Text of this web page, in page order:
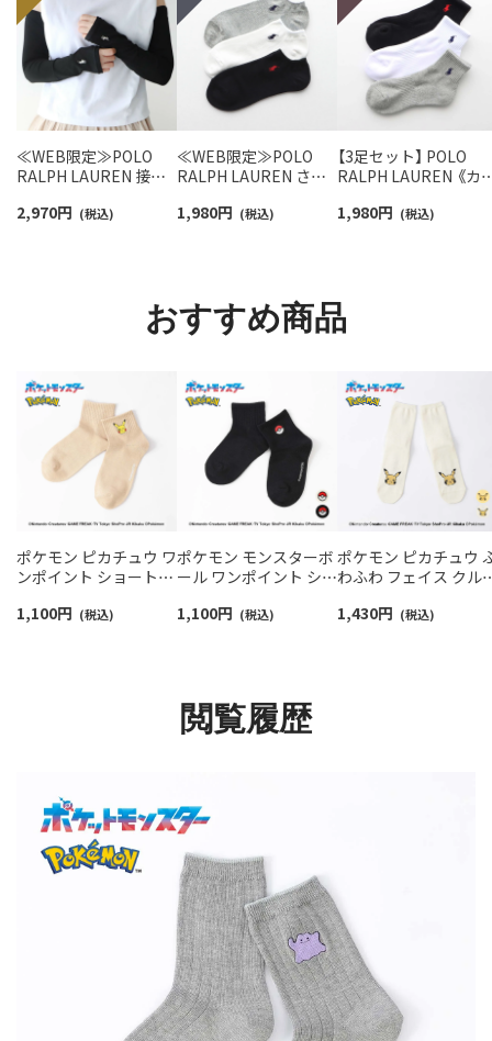
≪WEB限定≫POLO
RALPH LAUREN 接触
ームカバー ＆ レッグウ
2,970円 (税込)
≪WEB限定≫POLO
RALPH LAUREN さら
スニーカー丈ソックス
1,980円 (税込)
【3足セット】 POLO
RALPH LAUREN 《カ
ンポイントソックス
1,980円 (税込)
おすすめ商品
ポケモン ピカチュウ ワ
ンポイント ショート丈
ディース 03307015
1,100円 (税込)
ポケモン モンスターボ
ール ワンポイント ショ
04147306
1,100円 (税込)
ポケモン ピカチュウ
わふわ フェイス クル
レディース 日本製
1,430円 (税込)
閲覧履歴